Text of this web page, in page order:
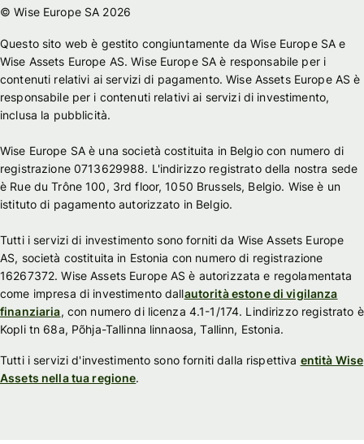
© Wise Europe SA 2026
Questo sito web è gestito congiuntamente da Wise Europe SA e
Wise Assets Europe AS. Wise Europe SA è responsabile per i
contenuti relativi ai servizi di pagamento. Wise Assets Europe AS è
responsabile per i contenuti relativi ai servizi di investimento,
inclusa la pubblicità.
Wise Europe SA è una società costituita in Belgio con numero di
registrazione 0713629988. L'indirizzo registrato della nostra sede
è Rue du Trône 100, 3rd floor, 1050 Brussels, Belgio. Wise è un
istituto di pagamento autorizzato in Belgio.
Tutti i servizi di investimento sono forniti da Wise Assets Europe
AS, società costituita in Estonia con numero di registrazione
16267372. Wise Assets Europe AS è autorizzata e regolamentata
come impresa di investimento dallautorità estone di vigilanza
finanziaria, con numero di licenza 4.1-1/174. Lindirizzo registrato è
Kopli tn 68a, Põhja-Tallinna linnaosa, Tallinn, Estonia.
Tutti i servizi d'investimento sono forniti dalla rispettiva entità Wise
Assets nella tua regione.